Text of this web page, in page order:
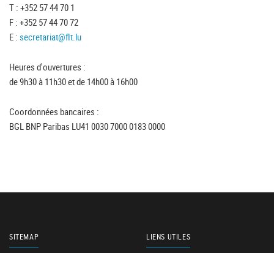
T : +352 57 44 70 1
F : +352 57 44 70 72
E : secretariat@flt.lu
Heures d'ouvertures :
de 9h30 à 11h30 et de 14h00 à 16h00
Coordonnées bancaires :
BGL BNP Paribas LU41 0030 7000 0183 0000
SITEMAP LIENS UTILES